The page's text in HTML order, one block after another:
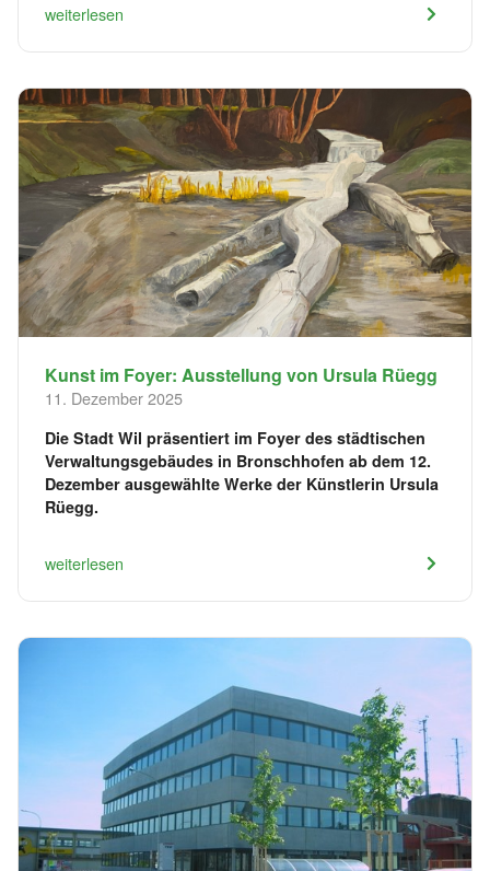
weiterlesen
Kunst im Foyer: Ausstellung von Ursula Rüegg
11. Dezember 2025
Die Stadt Wil präsentiert im Foyer des städtischen
Verwaltungsgebäudes in Bronschhofen ab dem 12.
Dezember ausgewählte Werke der Künstlerin Ursula
Rüegg.
weiterlesen